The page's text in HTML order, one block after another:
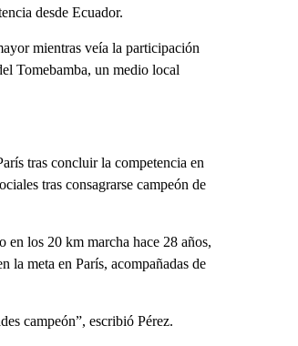
desde Ecuador.
mientras veía la participación
Tomebamba, un medio local
tras concluir la competencia en
tras consagrarse campeón de
en los 20 km marcha hace 28 años,
la meta en París, acompañadas de
campeón”, escribió Pérez.